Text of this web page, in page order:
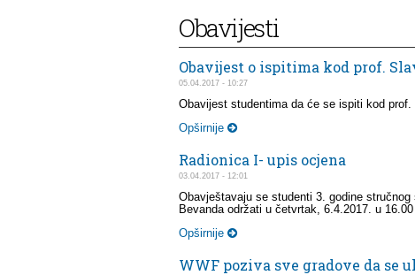
You are here
Obavijesti
Obavijest o ispitima kod prof.
05.04.2017 - 10:27
Obavijest studentima da će se ispiti kod
Opširnije
Radionica I- upis ocjena
03.04.2017 - 12:01
Obavještavaju se studenti 3. godine
Bevanda održati u četvrtak, 6.4.2017. u
Opširnije
WWF poziva sve gradove da se